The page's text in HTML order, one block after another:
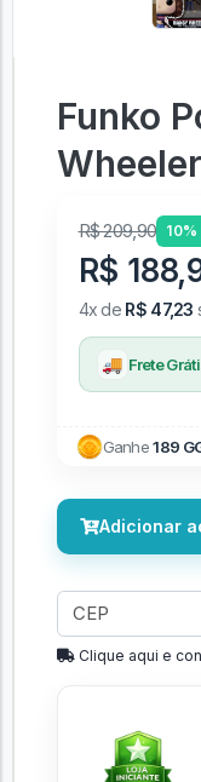
Funko
R$ 209,90 10%
R$
4x de R$ 47,23
🚚 Frete
Ganhe189
Adicionar
Clique aqui e